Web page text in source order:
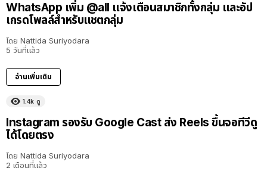
WhatsApp เพิ่ม @all แจ้งเตือนสมาชิกทั้งกลุ่ม และอัป
เกรดโพลล์สำหรับแชตกลุ่ม
โดย Nattida Suriyodara
5 วันที่แล้ว
อ่านเพิ่มเติม
1.4k ดู
Instagram รองรับ Google Cast ส่ง Reels ขึ้นจอทีวีดู
ได้โดยตรง
โดย Nattida Suriyodara
2 เดือนที่แล้ว